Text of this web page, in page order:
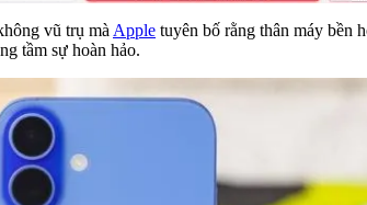
vũ trụ mà Apple tuyên bố rằng thân máy bền
tầm sự hoàn hảo.